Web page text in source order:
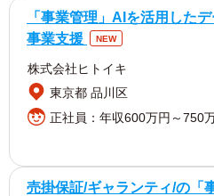
「事業管理」AIを活用した
事業支援
NEW
株式会社ヒトイキ
東京都 品川区
正社員：年収600万円～750
売掛保証/ギャランティ/の「